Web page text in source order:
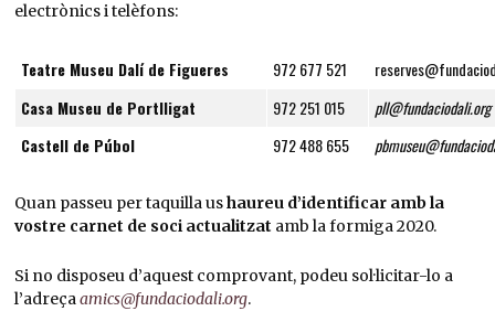
electrònics i telèfons:
Teatre Museu Dalí de Figueres 972 677 521
Casa Museu de Portlligat
972 251 015
pll@fundaciodali.org
Castell de Púbol
972 488 655
Quan passeu per taquilla ushaureu d’identificar amb la
vostre carnet de soci actualitzat amb la formiga 2020.
Si no disposeu d’aquest comprovant, podeu sol·licitar-lo a
l’adreçaamics@fundaciodali.org.